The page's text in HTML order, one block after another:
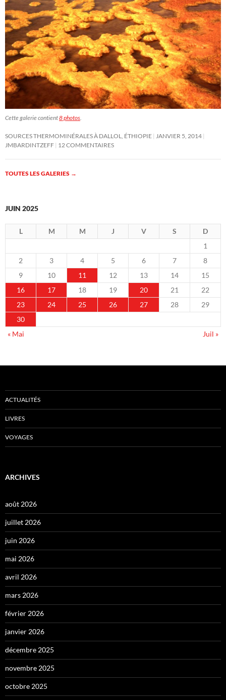
Cette galerie contient8 photos.
SOURCES THERMOMINÉRALES À DALLOL, ÉTHIOPIE JANVIER 5, 2014
JMBARDINTZEFF 12 COMMENTAIRES
TOUTES LES GALERIES →
JUIN 2025
L M M J V S
D
1
2
3 4 5 6 7
8
9
10 11 12 13 14
15
16
17 18 19 20 21
22
23
24 25 26 27 28
29
30
« Mai
Juil »
ACTUALITÉS
LIVRES
VOYAGES
ARCHIVES
août 2026
juillet 2026
juin 2026
mai 2026
avril 2026
mars 2026
février 2026
janvier 2026
décembre 2025
novembre 2025
octobre 2025